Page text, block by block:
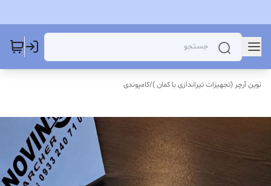
نوین آرچر (تجهیزات تیراندازی با کمان )/کامپوندی